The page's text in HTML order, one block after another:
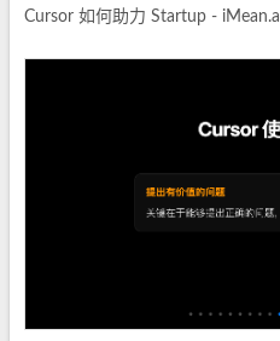
Cursor 如何助力 Startup -